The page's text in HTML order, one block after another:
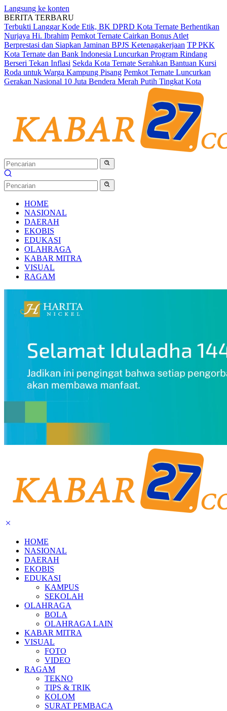
Langsung ke konten
BERITA TERBARU
Terbukti Langgar Kode Etik, BK DPRD Kota Ternate Berhentikan
Nurjaya Hi. Ibrahim Pemkot Ternate Cairkan Bonus Atlet
Berprestasi dan Siapkan Jaminan BPJS Ketenagakerjaan TP PKK
Kota Ternate dan Bank Indonesia Luncurkan Program Rindang
Berseri Tekan Inflasi Sekda Kota Ternate Serahkan Bantuan Kursi
Roda untuk Warga Kampung Pisang Pemkot Ternate Luncurkan
Gerakan Nasional 10 Juta Bendera Merah Putih Tingkat Kota
HOME
NASIONAL
DAERAH
EKOBIS
EDUKASI
OLAHRAGA
KABAR MITRA
VISUAL
RAGAM
HOME
NASIONAL
DAERAH
EKOBIS
EDUKASI
KAMPUS
SEKOLAH
OLAHRAGA
BOLA
OLAHRAGA LAIN
KABAR MITRA
VISUAL
FOTO
VIDEO
RAGAM
TEKNO
TIPS & TRIK
KOLOM
SURAT PEMBACA